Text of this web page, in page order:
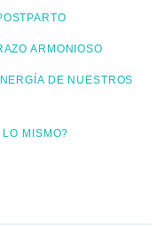
ARMONIOSO
DE NUESTROS
MISMO?